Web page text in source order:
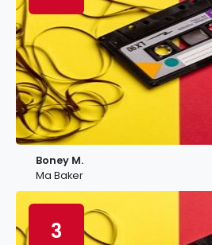
Boney M.
Ma Baker
3